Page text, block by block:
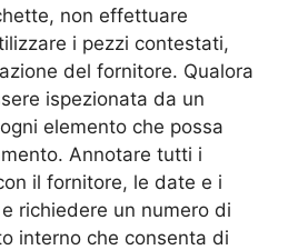
non effettuare
i pezzi contestati,
del fornitore. Qualora
ispezionata da un
elemento che possa
Annotare tutti i
il fornitore, le date e i
richiedere un numero di
interno che consenta di